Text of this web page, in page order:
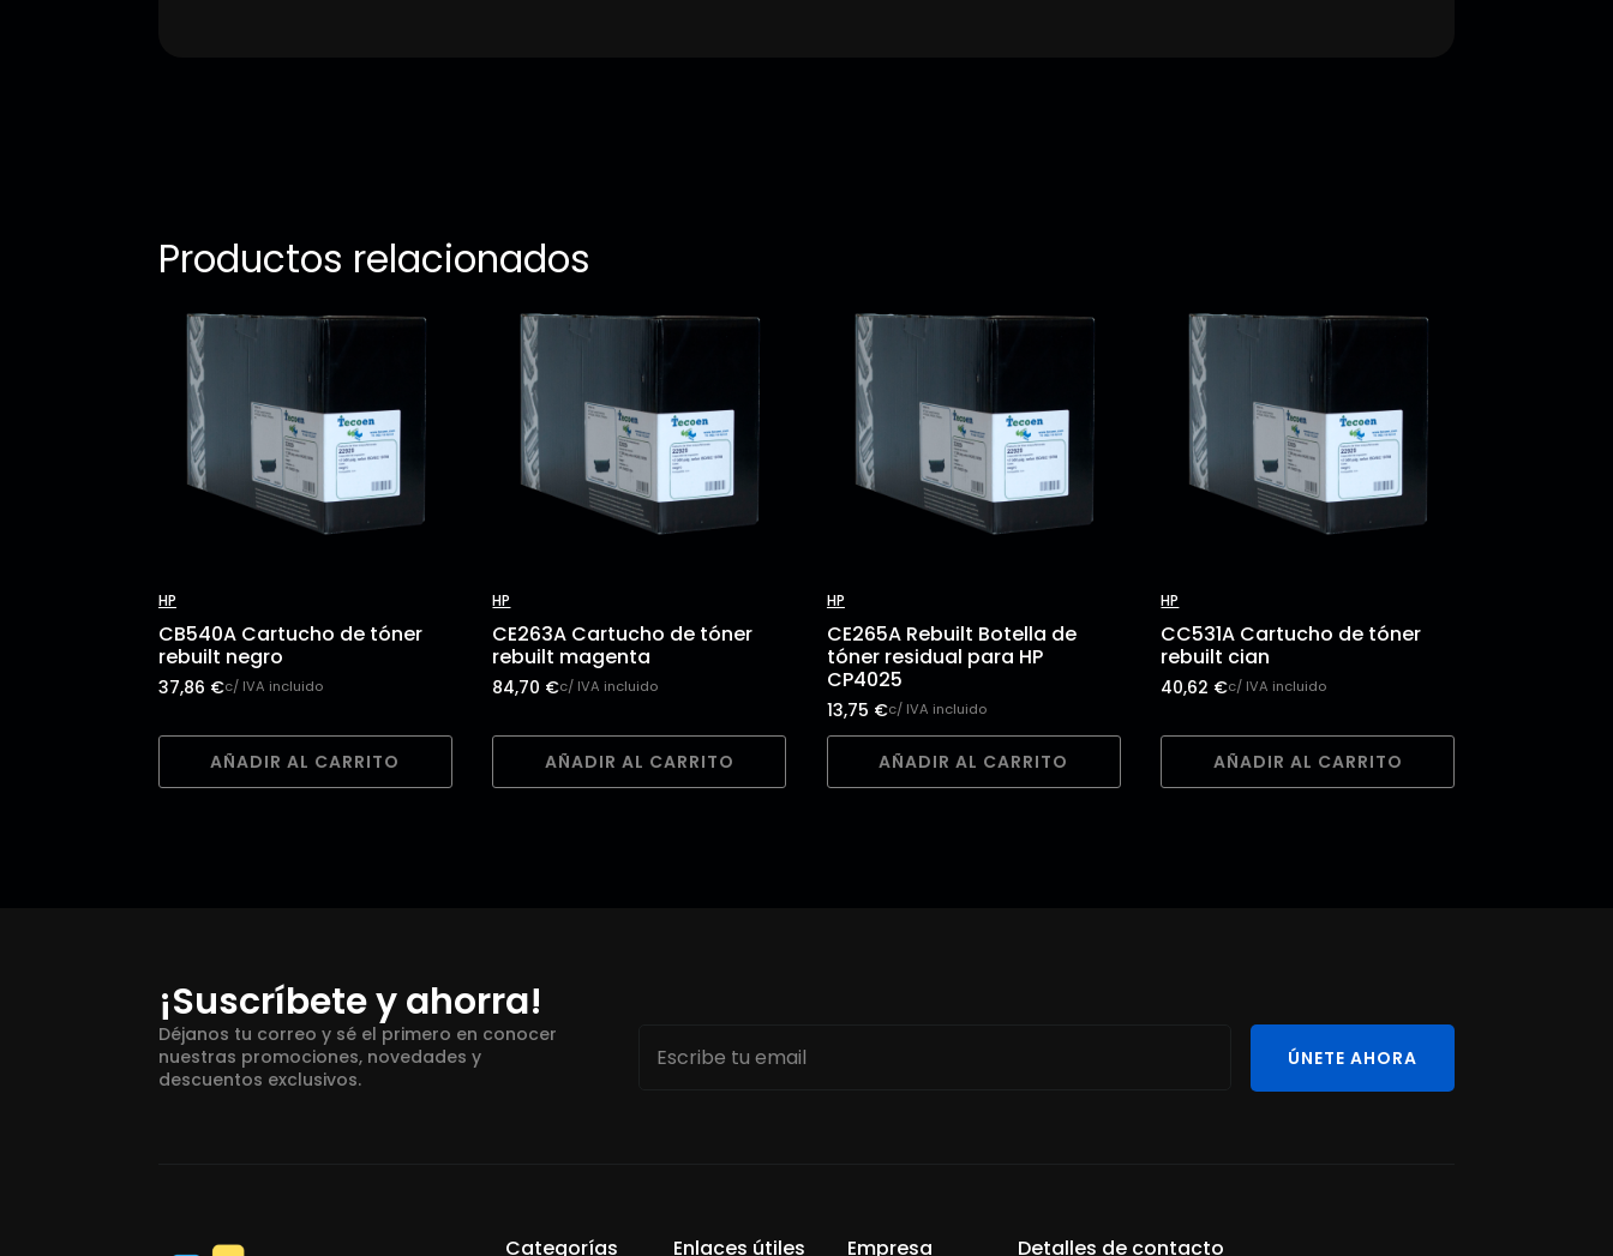
Productos relacionados
HP
CB540A Cartucho de tóner
rebuilt negro
37,86 €c/ IVA incluido
AÑADIR AL CARRITO
HP
CE263A Cartucho de tóner
rebuilt magenta
84,70 €c/ IVA incluido
AÑADIR AL CARRITO
HP
CE265A Rebuilt Botella de
tóner residual para HP
CP4025
13,75 €c/ IVA incluido
AÑADIR AL CARRITO
HP
CC531A Cartucho de tóner
rebuilt cian
40,62 €c/ IVA incluido
AÑADIR AL CARRITO
¡Suscríbete y ahorra!
Déjanos tu correo y sé el primero en conocer
nuestras promociones, novedades y
descuentos exclusivos.
ÚNETE AHORA
Categorías Enlaces útiles Empresa Detalles de contacto